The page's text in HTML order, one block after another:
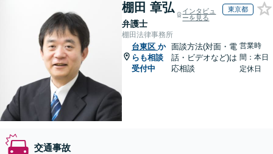
棚田 章弘
弁護士
インタビュ
ーを見る
東京都
棚田法律事務所
台東区 か
らも相談
受付中
面談方法(対面・電
話・ビデオなど)は
応相談
営業時
間：本日
定休日
交通事故